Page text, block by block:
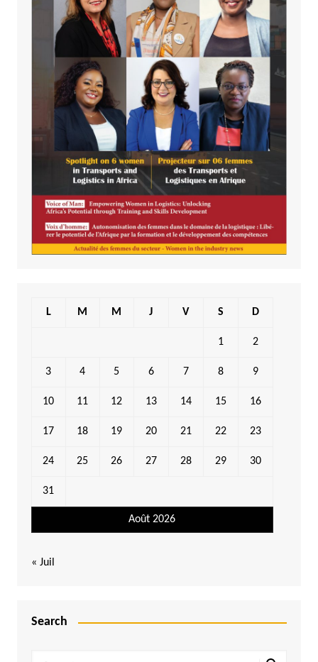
Août 2026
L M M J V S D
1 2
3 4 5 6 7 8 9
10 11 12 13 14 15 16
17 18 19 20 21 22 23
24 25 26 27 28 29 30
31
« Juil
Search